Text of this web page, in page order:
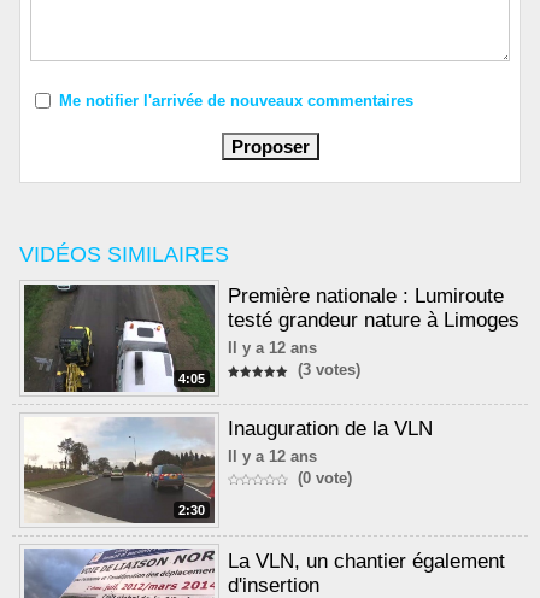
VIDÉOS SIMILAIRES
4:05
Première nationale : Lumiroute
testé grandeur nature à Limoges
Il y a 12 ans
(3 votes)
2:30
Inauguration de la VLN
Il y a 12 ans
(0 vote)
La VLN, un chantier également
d'insertion
Me notifier l'arrivée de nouveaux commentaires